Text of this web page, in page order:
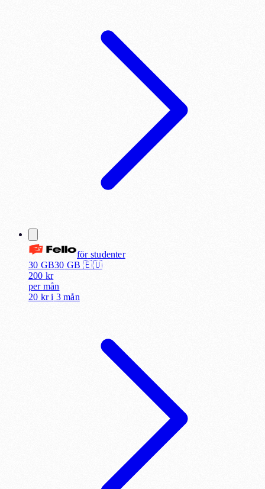
för studenter
30 GB30 GB 🇪🇺
200 kr
per mån
20 kr i 3 mån